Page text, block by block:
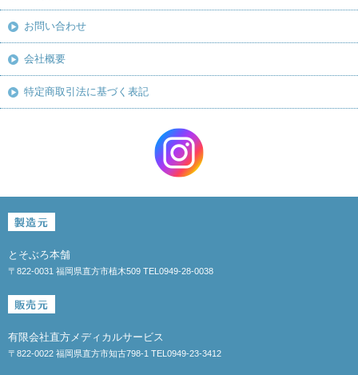
お問い合わせ
会社概要
特定商取引法に基づく表記
とそぶろ本舗
〒822-0031 福岡県直方市植木509 TEL0949-28-0038
有限会社直方メディカルサービス
〒822-0022 福岡県直方市知古798-1 TEL0949-23-3412